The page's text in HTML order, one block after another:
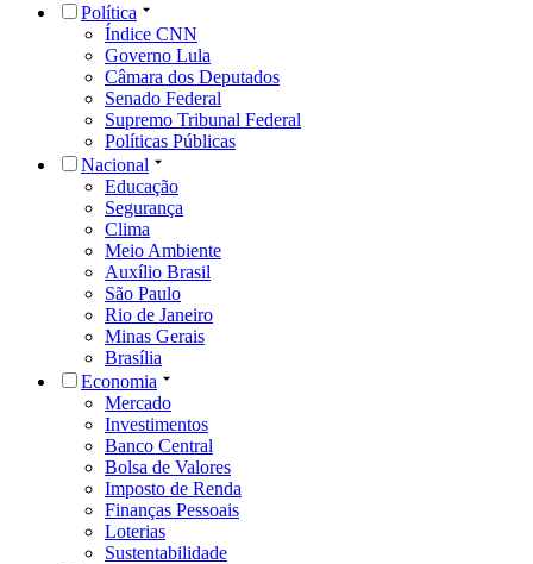
Política
Índice CNN
Governo Lula
Câmara dos Deputados
Senado Federal
Supremo Tribunal Federal
Políticas Públicas
Nacional
Educação
Segurança
Clima
Meio Ambiente
Auxílio Brasil
São Paulo
Rio de Janeiro
Minas Gerais
Brasília
Economia
Mercado
Investimentos
Banco Central
Bolsa de Valores
Imposto de Renda
Finanças Pessoais
Loterias
Sustentabilidade